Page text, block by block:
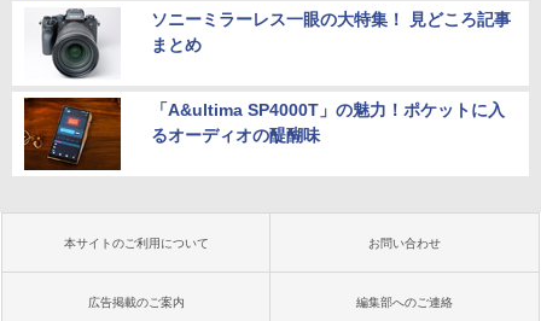
ソニーミラーレス一眼の大特集！ 見どころ記事
まとめ
「A&ultima SP4000T」の魅力！ポケットに入
るオーディオの醍醐味
本サイトのご利用について お問い合わせ
広告掲載のご案内 編集部へのご連絡